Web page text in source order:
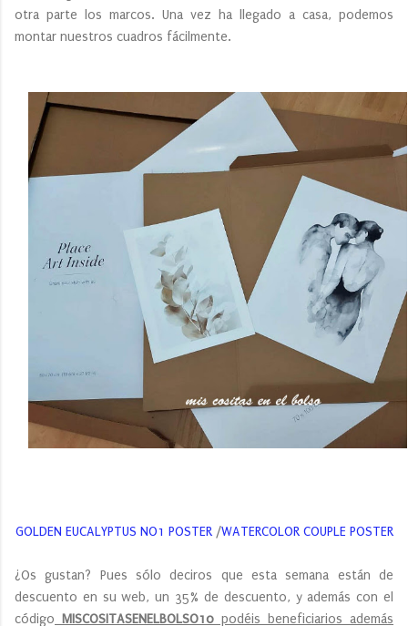
otra parte los marcos. Una vez ha llegado a casa, podemos
montar nuestros cuadros fácilmente.
GOLDEN EUCALYPTUS NO1 POSTER/WATERCOLOR COUPLE POSTER
¿Os gustan? Pues sólo deciros que esta semana están de
descuento en su web, un 35% de descuento, y además con el
código MISCOSITASENELBOLSO10 podéis beneficiarios además